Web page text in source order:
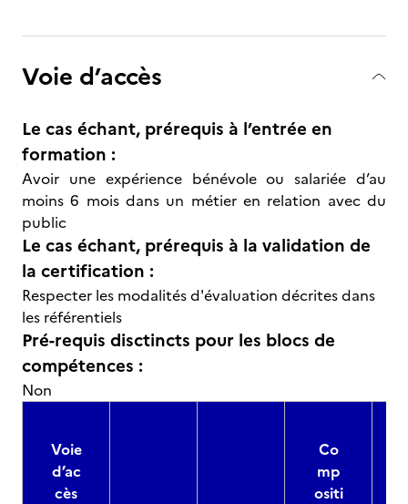
Voie d’accès
Le cas échant, prérequis à l’entrée en
formation :
Avoir une expérience bénévole ou salariée d’au
moins 6 mois dans un métier en relation avec du
public
Le cas échant, prérequis à la validation de
la certification :
Respecter les modalités d'évaluation décrites dans
les référentiels
Pré-requis disctincts pour les blocs de
compétences :
Non
Voie
d’ac
cès
Co
mp
ositi